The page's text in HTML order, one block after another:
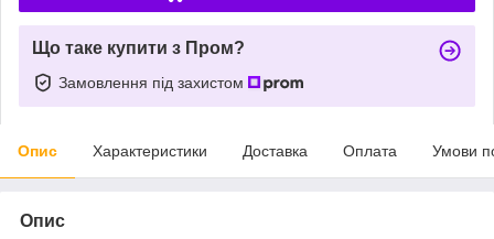
Що таке купити з Пром?
Замовлення під захистом
Опис Характеристики Доставка Оплата Умови
Опис